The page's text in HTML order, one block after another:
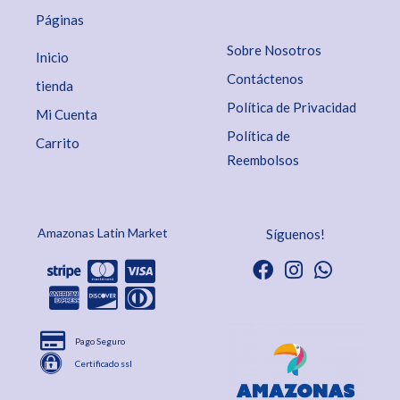
Páginas
Inicio
tienda
Mi Cuenta
Carrito
Sobre Nosotros
Contáctenos
Política de Privacidad
Política de
Reembolsos
Amazonas Latin Market
Pago Seguro
Certificado ssl
Síguenos!